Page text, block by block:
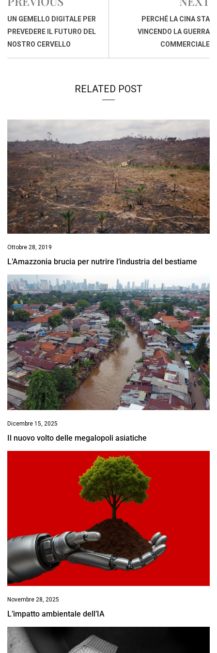
b
o
o
k
s
A
p
p
d
I
d
s
UN GEMELLO DIGITALE PER
PREVEDERE IL FUTURO DEL
NOSTRO CERVELLO
PERCHÉ LA CINA STA
VINCENDO LA GUERRA
COMMERCIALE
RELATED POST
Ottobre 28, 2019
L’Amazzonia brucia per nutrire l’industria del bestiame
Dicembre 15, 2025
Il nuovo volto delle megalopoli asiatiche
Novembre 28, 2025
L’impatto ambientale dell’IA